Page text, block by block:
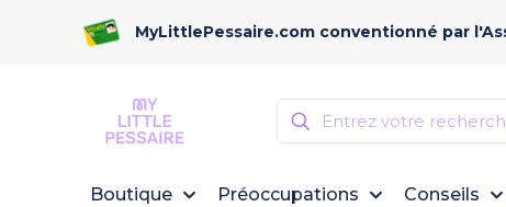
MyLittlePessaire.com conventionné par
Boutique Préoccupations Conseils